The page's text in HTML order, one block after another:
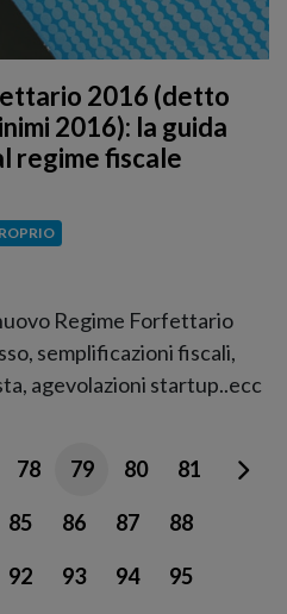
2016 (detto
2016): la guida
regime fiscale
Regime Forfettario
semplificazioni fiscali,
agevolazioni startup..ecc
78 79 80 81
85 86 87 88
92 93 94 95